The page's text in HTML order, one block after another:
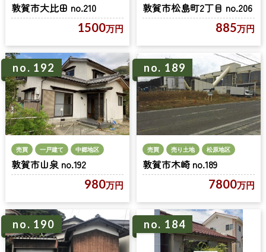
敦賀市大比田 no.210
1500万円
敦賀市松島町2丁目 no.206
885万円
no. 192
売買 一戸建て 中郷地区
敦賀市山泉 no.192
980万円
no. 189
売買 売り土地 松原地区
敦賀市木崎 no.189
7800万円
no. 190 no. 184